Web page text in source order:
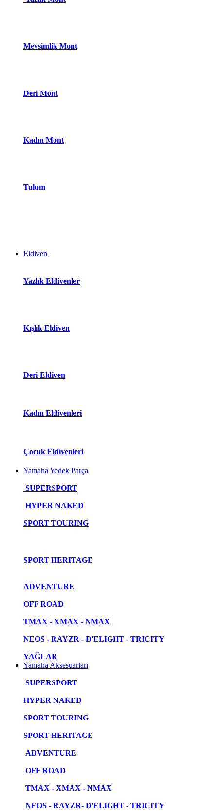
Mevsimlik Mont
Deri Mont
Kadın Mont
Tulum
Eldiven
Yazlık Eldivenler
Kışlık Eldiven
Deri Eldiven
Kadın Eldivenleri
Çocuk Eldivenleri
Yamaha Yedek Parça
SUPERSPORT
HYPER NAKED
SPORT TOURING
SPORT HERITAGE
ADVENTURE
OFF ROAD
TMAX - XMAX - NMAX
NEOS - RAYZR - D'ELIGHT - TRICITY
YAĞLAR
Yamaha Aksesuarları
SUPERSPORT
HYPER NAKED
SPORT TOURING
SPORT HERITAGE
ADVENTURE
OFF ROAD
TMAX - XMAX - NMAX
NEOS - RAYZR- D'ELIGHT - TRICITY